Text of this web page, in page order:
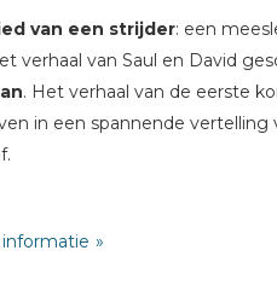
van een strijder: een
verhaal van Saul en David
. Het verhaal van de eerste
in een spannende vertelling
bijbehorende bijbelteksten